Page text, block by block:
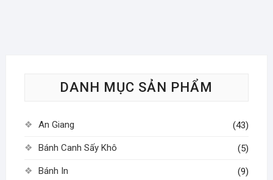
chọn
chọn
được
chọn
trang
DANH MỤC SẢN PHẨM
An Giang (43)
Bánh Canh Sấy Khô (5)
Bánh In (9)